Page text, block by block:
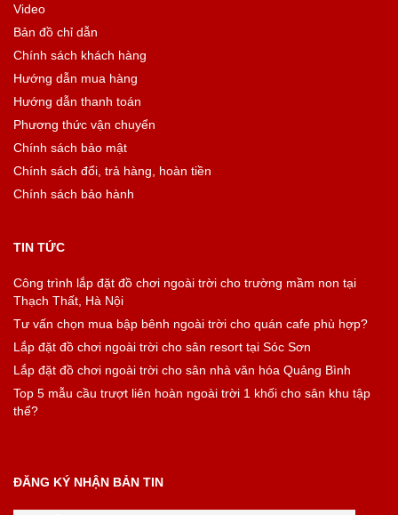
Video
Bản đồ chỉ dẫn
Chính sách khách hàng
Hướng dẫn mua hàng
Hướng dẫn thanh toán
Phương thức vận chuyển
Chính sách bảo mật
Chính sách đổi, trả hàng, hoàn tiền
Chính sách bảo hành
TIN TỨC
Công trình lắp đặt đồ chơi ngoài trời cho trường mầm non tại
Thạch Thất, Hà Nội
Tư vấn chọn mua bập bênh ngoài trời cho quán cafe phù hợp?
Lắp đặt đồ chơi ngoài trời cho sân resort tại Sóc Sơn
Lắp đặt đồ chơi ngoài trời cho sân nhà văn hóa Quảng Bình
Top 5 mẫu cầu trượt liên hoàn ngoài trời 1 khối cho sân khu tập
thể?
ĐĂNG KÝ NHẬN BẢN TIN